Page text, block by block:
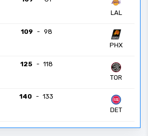
LAL
109 - 98
PHX
125 - 118
TOR
140 - 133
DET